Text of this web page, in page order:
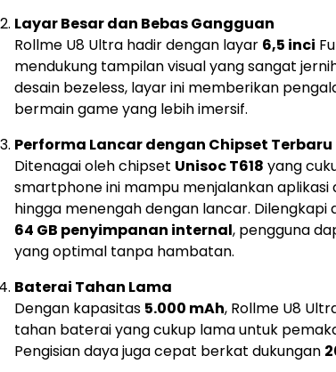
Layar Besar dan Bebas Gangguan
Rollme U8 Ultra hadir dengan layar 6,5 inci
mendukung tampilan visual yang sangat
desain bezeless, layar ini memberikan
bermain game yang lebih imersif.
Performa Lancar dengan Chipset Terbaru
Ditenagai oleh chipset Unisoc T618 yang
smartphone ini mampu menjalankan aplikasi
hingga menengah dengan lancar. Dilengkapi
64 GB penyimpanan internal, pengguna
yang optimal tanpa hambatan.
Baterai Tahan Lama
Dengan kapasitas 5.000 mAh, Rollme U8
tahan baterai yang cukup lama untuk
Pengisian daya juga cepat berkat dukungan